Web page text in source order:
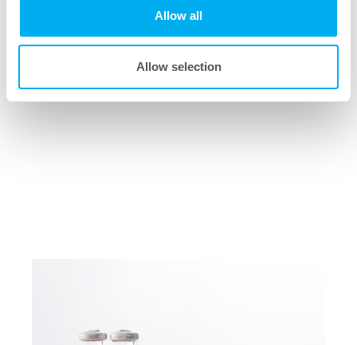
Allow all
Allow selection